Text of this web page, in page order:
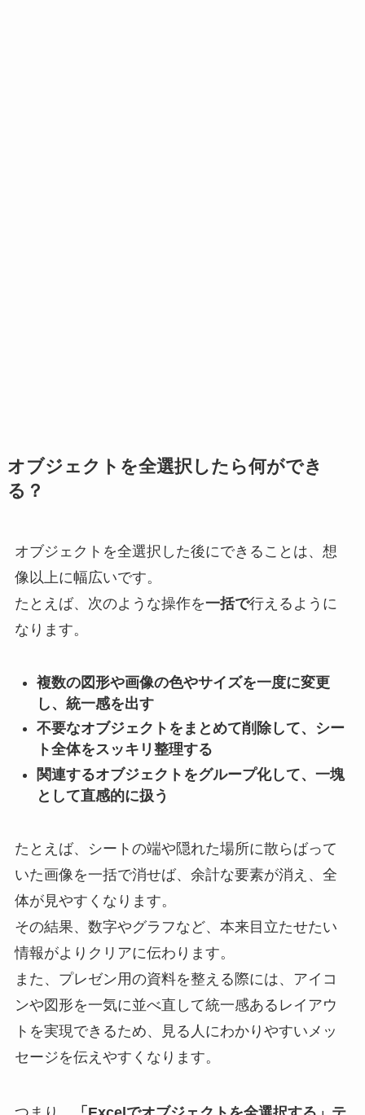
オブジェクトを全選択したら何ができ
る？
オブジェクトを全選択した後にできることは、想
像以上に幅広いです。
たとえば、次のような操作を一括で行えるように
なります。
複数の図形や画像の色やサイズを一度に変更
し、統一感を出す
不要なオブジェクトをまとめて削除して、シー
ト全体をスッキリ整理する
関連するオブジェクトをグループ化して、一塊
として直感的に扱う
たとえば、シートの端や隠れた場所に散らばって
いた画像を一括で消せば、余計な要素が消え、全
体が見やすくなります。
その結果、数字やグラフなど、本来目立たせたい
情報がよりクリアに伝わります。
また、プレゼン用の資料を整える際には、アイコ
ンや図形を一気に並べ直して統一感あるレイアウ
トを実現できるため、見る人にわかりやすいメッ
セージを伝えやすくなります。